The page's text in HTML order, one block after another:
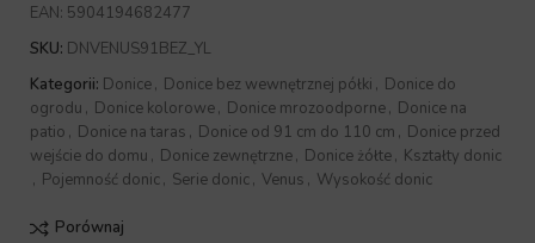
EAN: 5904194682477
SKU: DNVENUS91BEZ_YL
Kategorii: Donice, Donice bez wewnętrznej półki , Donice do
ogrodu , Donice kolorowe, Donice mrozoodporne, Donice na
patio , Donice na taras , Donice od 91 cm do 110 cm , Donice przed
wejście do domu , Donice zewnętrzne, Donice żółte, Kształty donic
, Pojemność donic , Serie donic , Venus , Wysokość donic
Porównaj